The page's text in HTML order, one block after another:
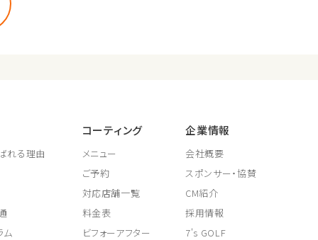
れる理由
ム
コーティング
メニュー
ご予約
対応店舗一覧
料金表
ビフォーアフター
企業情報
会社概要
スポンサー・協賛
CM紹介
採用情報
7's GOLF